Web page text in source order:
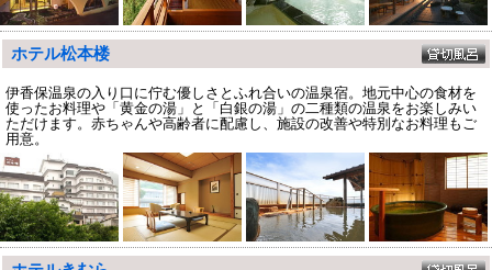
ホテル松本楼
伊香保温泉の入り口に佇む優しさとふれ合いの温泉宿。地元中心の食材を
使ったお料理や「黄金の湯」と「白銀の湯」の二種類の温泉をお楽しみい
ただけます。赤ちゃんや高齢者に配慮し、施設の改善や特別なお料理もご
用意。